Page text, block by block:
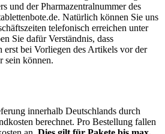
und der Pharmazentralnummer des
Natürlich können Sie uns
telefonisch erreichen unter
Sie dafür Verständnis, dass
bei Vorliegen des Artikels vor der
sein können.
innerhalb Deutschlands durch
berechnet. Pro Bestellung fallen